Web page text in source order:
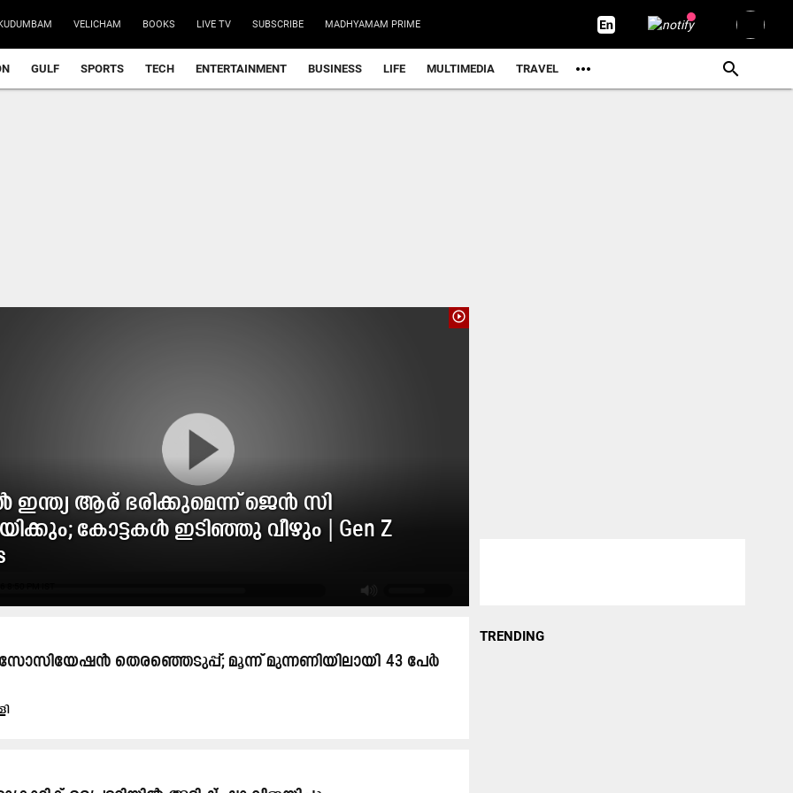
VELICHAM BOOKS LIVE TV SUBSCRIBE MADHYAMAM PRIME
GULF SPORTS TECH ENTERTAINMENT BUSINESS LIFE MULTIMEDIA TRAVEL
play_circle_outline
ഇന്ത്യ ആര് ഭരിക്കുമെന്ന് ജെന്‍ സി
കോട്ടകൾ ഇടിഞ്ഞു വീഴും | Gen Z
8:50 PM IST
തെരഞ്ഞെടുപ്പ്​; മൂന്ന് മുന്നണിയിലായി 43 പേർ
TRENDING